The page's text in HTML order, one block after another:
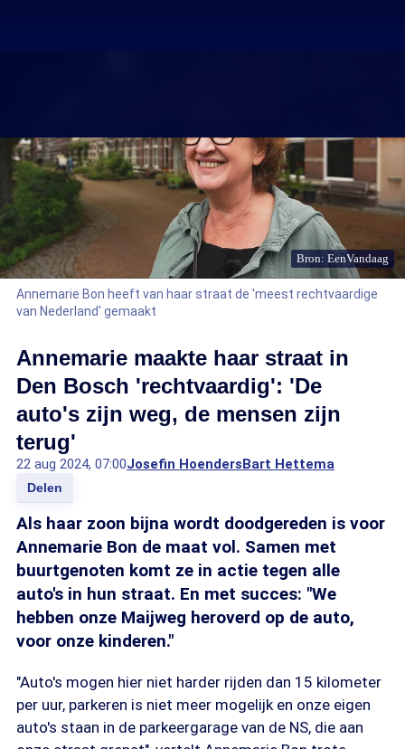
Bron: EenVandaag
Annemarie Bon heeft van haar straat de 'meest rechtvaardige
van Nederland' gemaakt
Annemarie maakte haar straat in
Den Bosch 'rechtvaardig': 'De
auto's zijn weg, de mensen zijn
terug'
22 aug 2024, 07:00Josefin HoendersBart Hettema
Delen
Als haar zoon bijna wordt doodgereden is voor
Annemarie Bon de maat vol. Samen met
buurtgenoten komt ze in actie tegen alle
auto's in hun straat. En met succes: "We
hebben onze Maijweg heroverd op de auto,
voor onze kinderen."
"Auto's mogen hier niet harder rijden dan 15 kilometer
per uur, parkeren is niet meer mogelijk en onze eigen
auto's staan in de parkeergarage van de NS, die aan